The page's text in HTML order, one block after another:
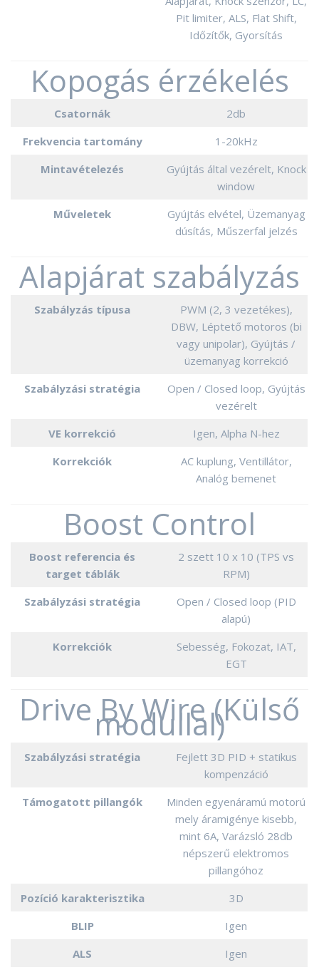
Pit limiter, ALS, Flat Shift,
Időzítők, Gyorsítás
Kopogás érzékelés
Csatornák
2db
Frekvencia tartomány
1-20kHz
Mintavételezés
Gyújtás által vezérelt, Knock
window
Műveletek
Gyújtás elvétel, Üzemanyag
dúsítás, Műszerfal jelzés
Alapjárat szabályzás
Szabályzás típusa
PWM (2, 3 vezetékes),
DBW, Léptető motoros (bi
vagy unipolar), Gyújtás /
üzemanyag korrekció
Szabályzási stratégia
Open / Closed loop, Gyújtás
vezérelt
VE korrekció
Igen, Alpha N-hez
Korrekciók
AC kuplung, Ventillátor,
Analóg bemenet
Boost Control
Boost referencia és
target táblák
2 szett 10 x 10 (TPS vs
RPM)
Szabályzási stratégia
Open / Closed loop (PID
alapú)
Korrekciók
Sebesség, Fokozat, IAT,
EGT
Drive By Wire (Külső
modullal)
Szabályzási stratégia
Fejlett 3D PID + statikus
kompenzáció
Támogatott pillangók
Minden egyenáramú motorú
mely áramigénye kisebb,
mint 6A, Varázsló 28db
népszerű elektromos
pillangóhoz
Pozíció karakterisztika
3D
BLIP
Igen
ALS
Igen